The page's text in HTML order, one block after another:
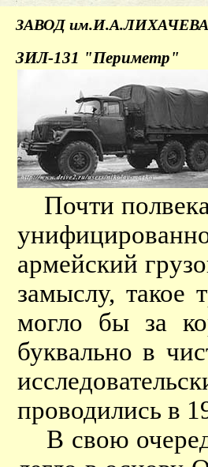
ЗАВОД
ЗИЛ-131 "Периметр"
Почти полвека
армейский
замыслу, такое
могло бы за
буквально в
проводились в
В свою